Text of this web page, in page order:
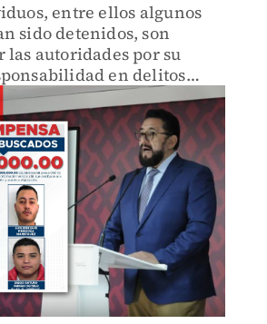
entre ellos algunos
sido detenidos, son
las autoridades por su
en delitos
secuestros y